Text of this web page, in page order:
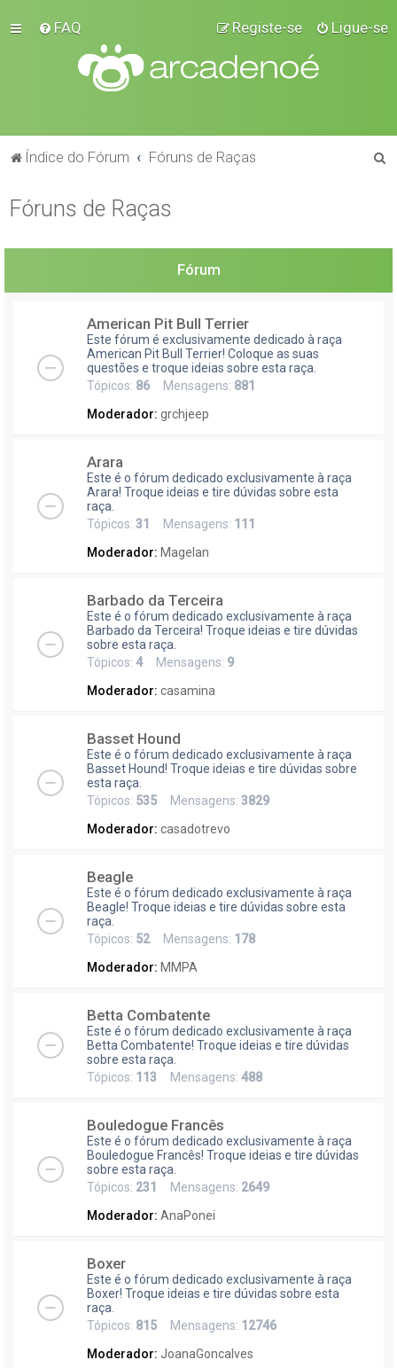
FAQ Ligue-se
Registe-se
Índice do Fórum Fóruns de Raças
Fóruns de Raças
Fórum
American Pit Bull Terrier
Este fórum é exclusivamente dedicado à raça
American Pit Bull Terrier! Coloque as suas
questões e troque ideias sobre esta raça.
Tópicos: 86 Mensagens: 881
Moderador: grchjeep
Arara
Este é o fórum dedicado exclusivamente à raça
Arara! Troque ideias e tire dúvidas sobre esta
raça.
Tópicos: 31 Mensagens: 111
Moderador: Magelan
Barbado da Terceira
Este é o fórum dedicado exclusivamente à raça
Barbado da Terceira! Troque ideias e tire dúvidas
sobre esta raça.
Tópicos: 4Mensagens: 9
Moderador: casamina
Basset Hound
Este é o fórum dedicado exclusivamente à raça
Basset Hound! Troque ideias e tire dúvidas sobre
esta raça.
Tópicos: 535 Mensagens: 3829
Moderador: casadotrevo
Beagle
Este é o fórum dedicado exclusivamente à raça
Beagle! Troque ideias e tire dúvidas sobre esta
raça.
Tópicos: 52Mensagens: 178
Moderador: MMPA
Betta Combatente
Este é o fórum dedicado exclusivamente à raça
Betta Combatente! Troque ideias e tire dúvidas
sobre esta raça.
Tópicos: 113 Mensagens: 488
Bouledogue Francês
Este é o fórum dedicado exclusivamente à raça
Bouledogue Francês! Troque ideias e tire dúvidas
sobre esta raça.
Tópicos: 231 Mensagens: 2649
Moderador: AnaPonei
Boxer
Este é o fórum dedicado exclusivamente à raça
Boxer! Troque ideias e tire dúvidas sobre esta
raça.
Tópicos: 815 Mensagens: 12746
Moderador: JoanaGoncalves